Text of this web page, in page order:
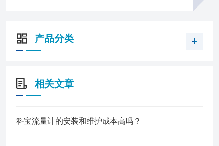
产品分类
相关文章
科宝流量计的安装和维护成本高吗？